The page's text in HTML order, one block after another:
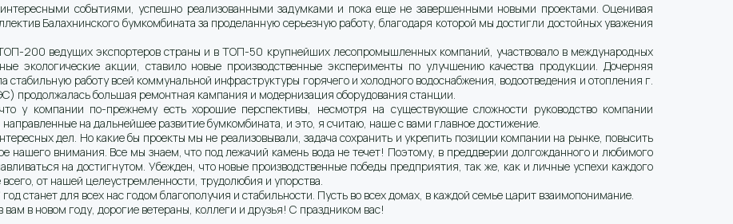
событиями, успешно реализованными задумками и пока еще не завершенными новыми проектами. Оценивая
Балахнинского бумкомбината за проделанную серьезную работу, благодаря которой мы достигли достойных уважения
200 ведущих экспортеров страны и в ТОП-50 крупнейших лесопромышленных компаний, участвовало в международных
экологические акции, ставило новые производственные эксперименты по улучшению качества продукции. Дочерняя
работу всей коммунальной инфраструктуры горячего и холодного водоснабжения, водоотведения и отопления г.
продолжалась большая ремонтная кампания и модернизация оборудования станции.
у компании по-прежнему есть хорошие перспективы, несмотря на существующие сложности руководство компании
на дальнейшее развитие бумкомбината, и это, я считаю, наше с вами главное достижение.
дел. Но какие бы проекты мы не реализовывали, задача сохранить и укрепить позиции компании на рынке, повысить
нашего внимания. Все мы знаем, что под лежачий камень вода не течет! Поэтому, в преддверии долгожданного и любимого
на достигнутом. Убежден, что новые производственные победы предприятия, так же, как и личные успехи каждого
от нашей целеустремленности, трудолюбия и упорства.
станет для всех нас годом благополучия и стабильности. Пусть во всех домах, в каждой семье царит взаимопонимание.
в новом году, дорогие ветераны, коллеги и друзья! С праздником вас!